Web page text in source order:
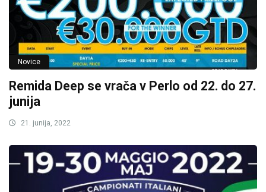
Novice
Remida Deep se vrača v Perlo od 22. do 27.
junija
21. junija, 2022